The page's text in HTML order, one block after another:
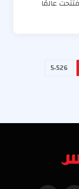
عالمًا
5٬526